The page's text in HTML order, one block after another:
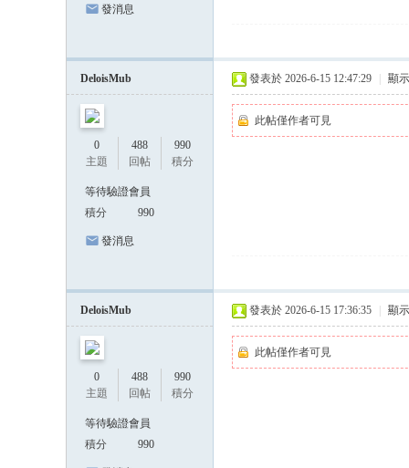
發消息
DeloisMub
0
主題
488
回帖
990
積分
等待驗證會員
積分
990
發消息
發表於 2026-6-15 12:47:29 顯
此帖僅作者可見
DeloisMub
0
主題
488
回帖
990
積分
等待驗證會員
積分
990
發表於 2026-6-15 17:36:35 顯
此帖僅作者可見